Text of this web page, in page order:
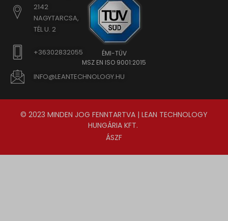
2142
NAGYTARCSA,
TÉL U. 2
+36302832055
INFO@LEANTECHNOLOGY.HU
ÉMI-TÜV
MSZ EN ISO 9001:2015
© 2023 MINDEN JOG FENNTARTVA | LEAN TECHNOLOGY
HUNGÁRIA KFT.
ÁSZF